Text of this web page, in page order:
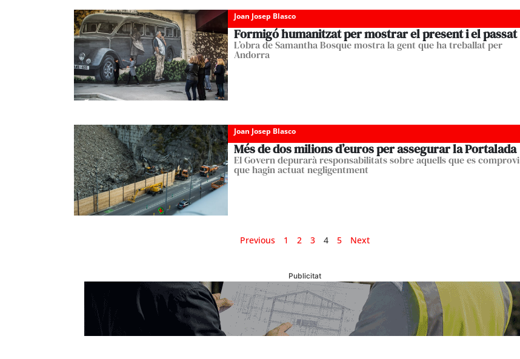
Joan Josep Blasco
Formigó humanitzat per mostrar el present i el passat
L’obra de Samantha Bosque mostra la gent que ha treballat per
Andorra
Joan Josep Blasco
Més de dos milions d’euros per assegurar la Portalada
El Govern depurarà responsabilitats sobre aquells que es comprovi
que hagin actuat negligentment
Previous 1 2 3 4 5 Next
Publicitat